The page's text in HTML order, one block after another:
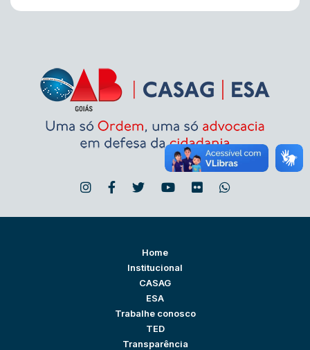
Home
Institucional
CASAG
ESA
Trabalhe conosco
TED
Transparência